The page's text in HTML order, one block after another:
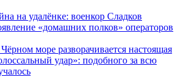
на удалёнке: военкор Сладков
«домашних полков» операторов
море разворачивается настоящая
удар»: подобного за всю